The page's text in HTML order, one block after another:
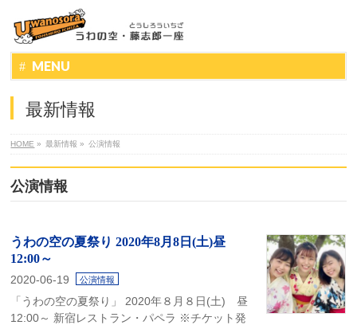
MENU
最新情報
HOME » 最新情報 » 公演情報
公演情報
うわの空の夏祭り 2020年8月8日(土)昼
12:00～
2020-06-19 公演情報
「うわの空の夏祭り」 2020年８月８日(土) 昼
12:00～ 新宿レストラン・パペラ ※チケット発